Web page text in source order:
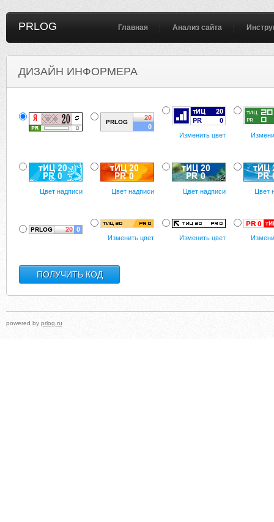
PRLOG Главная Анализ сайта
ДИЗАЙН ИНФОРМЕРА
Изменить цвет
Цвет надписи Цвет надписи Цвет надписи Цвет
Изменить цвет Изменить цвет
powered by prlog.ru